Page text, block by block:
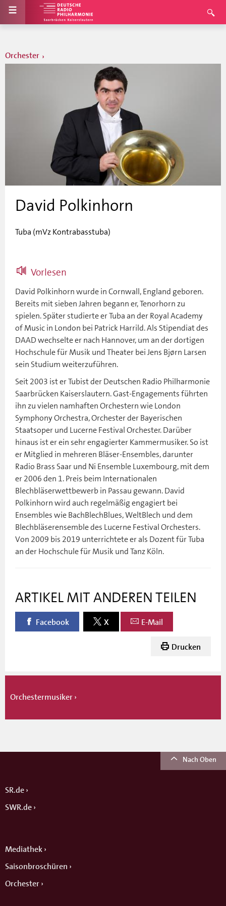
Orchester
David Polkinhorn
Tuba (mVz Kontrabasstuba)
Vorlesen
David Polkinhorn wurde in Cornwall, England geboren.
Bereits mit sieben Jahren begann er, Tenorhorn zu
spielen. Später studierte er Tuba an der Royal Academy
of Music in London bei Patrick Harrild. Als Stipendiat des
DAAD wechselte er nach Hannover, um an der dortigen
Hochschule für Musik und Theater bei Jens Bjørn Larsen
sein Studium weiterzuführen.
Seit 2003 ist er Tubist der Deutschen Radio Philharmonie
Saarbrücken Kaiserslautern. Gast-Engagements führten
ihn zu vielen namhaften Orchestern wie London
Symphony Orchestra, Orchester der Bayerischen
Staatsoper und Lucerne Festival Orchester. Darüber
hinaus ist er ein sehr engagierter Kammermusiker. So ist
er Mitglied in mehreren Bläser-Ensembles, darunter
Radio Brass Saar und Ni Ensemble Luxembourg, mit dem
er 2006 den 1. Preis beim Internationalen
Blechbläserwettbewerb in Passau gewann. David
Polkinhorn wird auch regelmäßig engagiert bei
Ensembles wie BachBlechBlues, WeltBlech und dem
Blechbläserensemble des Lucerne Festival Orchesters.
Von 2009 bis 2019 unterrichtete er als Dozent für Tuba
an der Hochschule für Musik und Tanz Köln.
ARTIKEL MIT ANDEREN TEILEN
Facebook X E-Mail
Drucken
Orchestermusiker
Nach Oben
SR.de
SWR.de
Mediathek
Saisonbroschüren
Orchester